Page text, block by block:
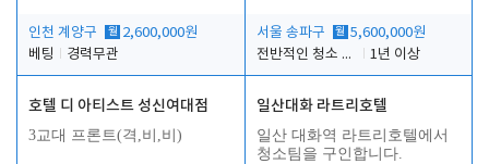
인천 계양구 월 2,600,000원
베팅
경력무관
서울 송파구 월 5,600,000원
전반적인 청소 업무(객실청소.객실정리)
1년 이상
호텔 디 아티스트 성신여대점
3교대 프론트(격,비,비)
일산대화 라트리호텔
일산 대화역 라트리호텔에서
청소팀을 구인합니다.